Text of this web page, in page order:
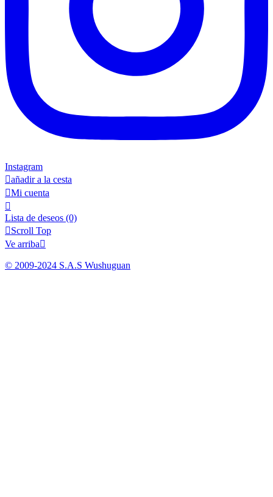
Instagram
añadir a la cesta
Mi cuenta

Lista de deseos (0)
Scroll Top
Ve arriba
© 2009-2024 S.A.S Wushuguan